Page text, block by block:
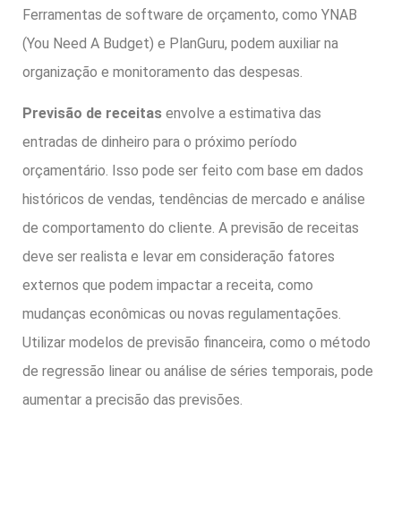
Ferramentas de software de orçamento, como YNAB
(You Need A Budget) e PlanGuru, podem auxiliar na
organização e monitoramento das despesas.
Previsão de receitas envolve a estimativa das
entradas de dinheiro para o próximo período
orçamentário. Isso pode ser feito com base em dados
históricos de vendas, tendências de mercado e análise
de comportamento do cliente. A previsão de receitas
deve ser realista e levar em consideração fatores
externos que podem impactar a receita, como
mudanças econômicas ou novas regulamentações.
Utilizar modelos de previsão financeira, como o método
de regressão linear ou análise de séries temporais, pode
aumentar a precisão das previsões.